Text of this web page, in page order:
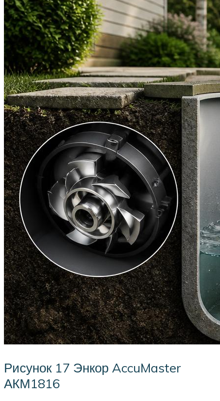
Рисунок 17 Энкор AccuMaster
АКМ1816